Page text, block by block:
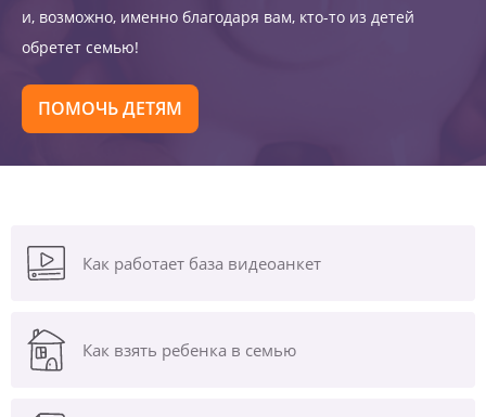
и, возможно, именно благодаря вам, кто-то из детей
обретет семью!
ПОМОЧЬ ДЕТЯМ
Как работает база видеоанкет
Как взять ребенка в семью